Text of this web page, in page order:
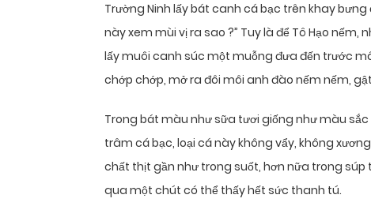
Trường Ninh lấy bát canh cá bạc trên khay
này xem mùi vị ra sao ?” Tuy là để Tô Hạo
lấy muôi canh súc một muỗng đưa đến trước
chớp chớp, mở ra đôi môi anh đào nếm nếm, gật
Trong bát màu như sữa tươi giống như màu
trâm cá bạc, loại cá này không vẩy, không
chất thịt gần như trong suốt, hơn nữa trong
qua một chút có thể thấy hết sức thanh tú.